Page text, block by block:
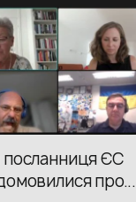
посланниця ЄС
про...